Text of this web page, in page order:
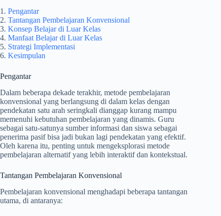
1. Pengantar
2. Tantangan Pembelajaran Konvensional
3. Konsep Belajar di Luar Kelas
4. Manfaat Belajar di Luar Kelas
5. Strategi Implementasi
6. Kesimpulan
Pengantar
Dalam beberapa dekade terakhir, metode pembelajaran
konvensional yang berlangsung di dalam kelas dengan
pendekatan satu arah seringkali dianggap kurang mampu
memenuhi kebutuhan pembelajaran yang dinamis. Guru
sebagai satu-satunya sumber informasi dan siswa sebagai
penerima pasif bisa jadi bukan lagi pendekatan yang efektif.
Oleh karena itu, penting untuk mengeksplorasi metode
pembelajaran alternatif yang lebih interaktif dan kontekstual.
Tantangan Pembelajaran Konvensional
Pembelajaran konvensional menghadapi beberapa tantangan
utama, di antaranya: